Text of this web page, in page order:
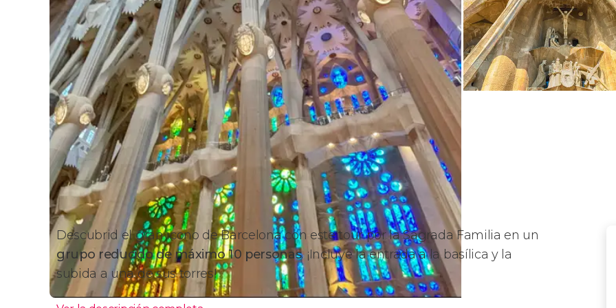
Descubrid el gran icono de Barcelona con este tour por la Sagrada Familia en un
grupo reducido de máximo 10 personas. ¡Incluye la entrada a la basílica y la
subida a una de sus torres!